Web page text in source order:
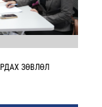
ЗӨВЛӨЛ